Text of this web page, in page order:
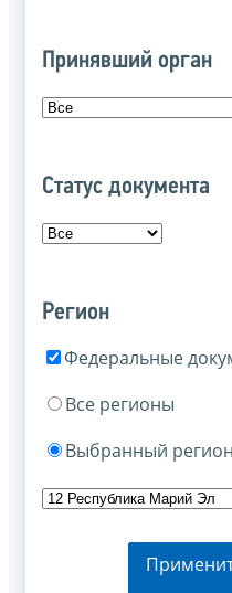
Принявший орган
Статус документа
Регион
Федеральные
Все регионы
Выбранный регион